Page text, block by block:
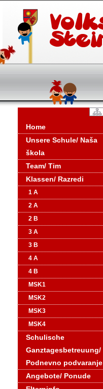
Home
Unsere Schule/ Naša
škola
Team/ Tim
Klassen/ Razredi
1 A
2 A
2 B
3 A
3 B
4 A
4 B
MSK1
MSK2
MSK3
MSK4
Schulische
Ganztagesbetreuung/
Podnevno podvaranje
Angebote/ Ponude